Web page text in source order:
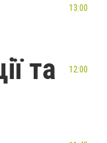
та
13:00
12:00